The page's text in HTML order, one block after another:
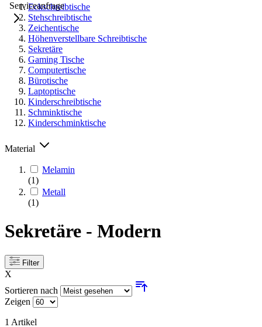
Serviceanfrage
Eckschreibtische
Stehschreibtische
Zeichentische
Höhenverstellbare Schreibtische
Sekretäre
Gaming Tische
Computertische
Bürotische
Laptoptische
Kinderschreibtische
Schminktische
Kinderschminktische
Material
Melamin
(1)
Metall
(1)
Sekretäre - Modern
Filter
X
Sortieren nach
Zeigen
1 Artikel